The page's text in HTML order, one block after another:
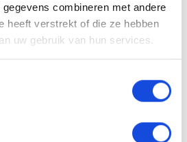
combineren met andere
heeft verstrekt of die ze hebben
uw gebruik van hun services.